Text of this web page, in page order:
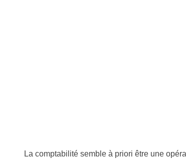
La comptabilité semble à priori être une